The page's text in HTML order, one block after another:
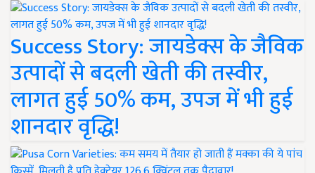
Success Story: जायडेक्स के जैविक
उत्पादों से बदली खेती की तस्वीर,
लागत हुई 50% कम, उपज में भी हुई
शानदार वृद्धि!